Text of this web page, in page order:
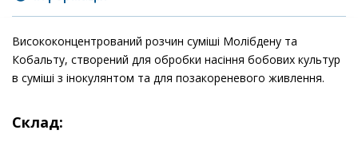
Висококонцентрований розчин суміші Молібдену та
Кобальту, створений для обробки насіння бобових культур
в суміші з інокулянтом та для позакореневого живлення.
Склад: